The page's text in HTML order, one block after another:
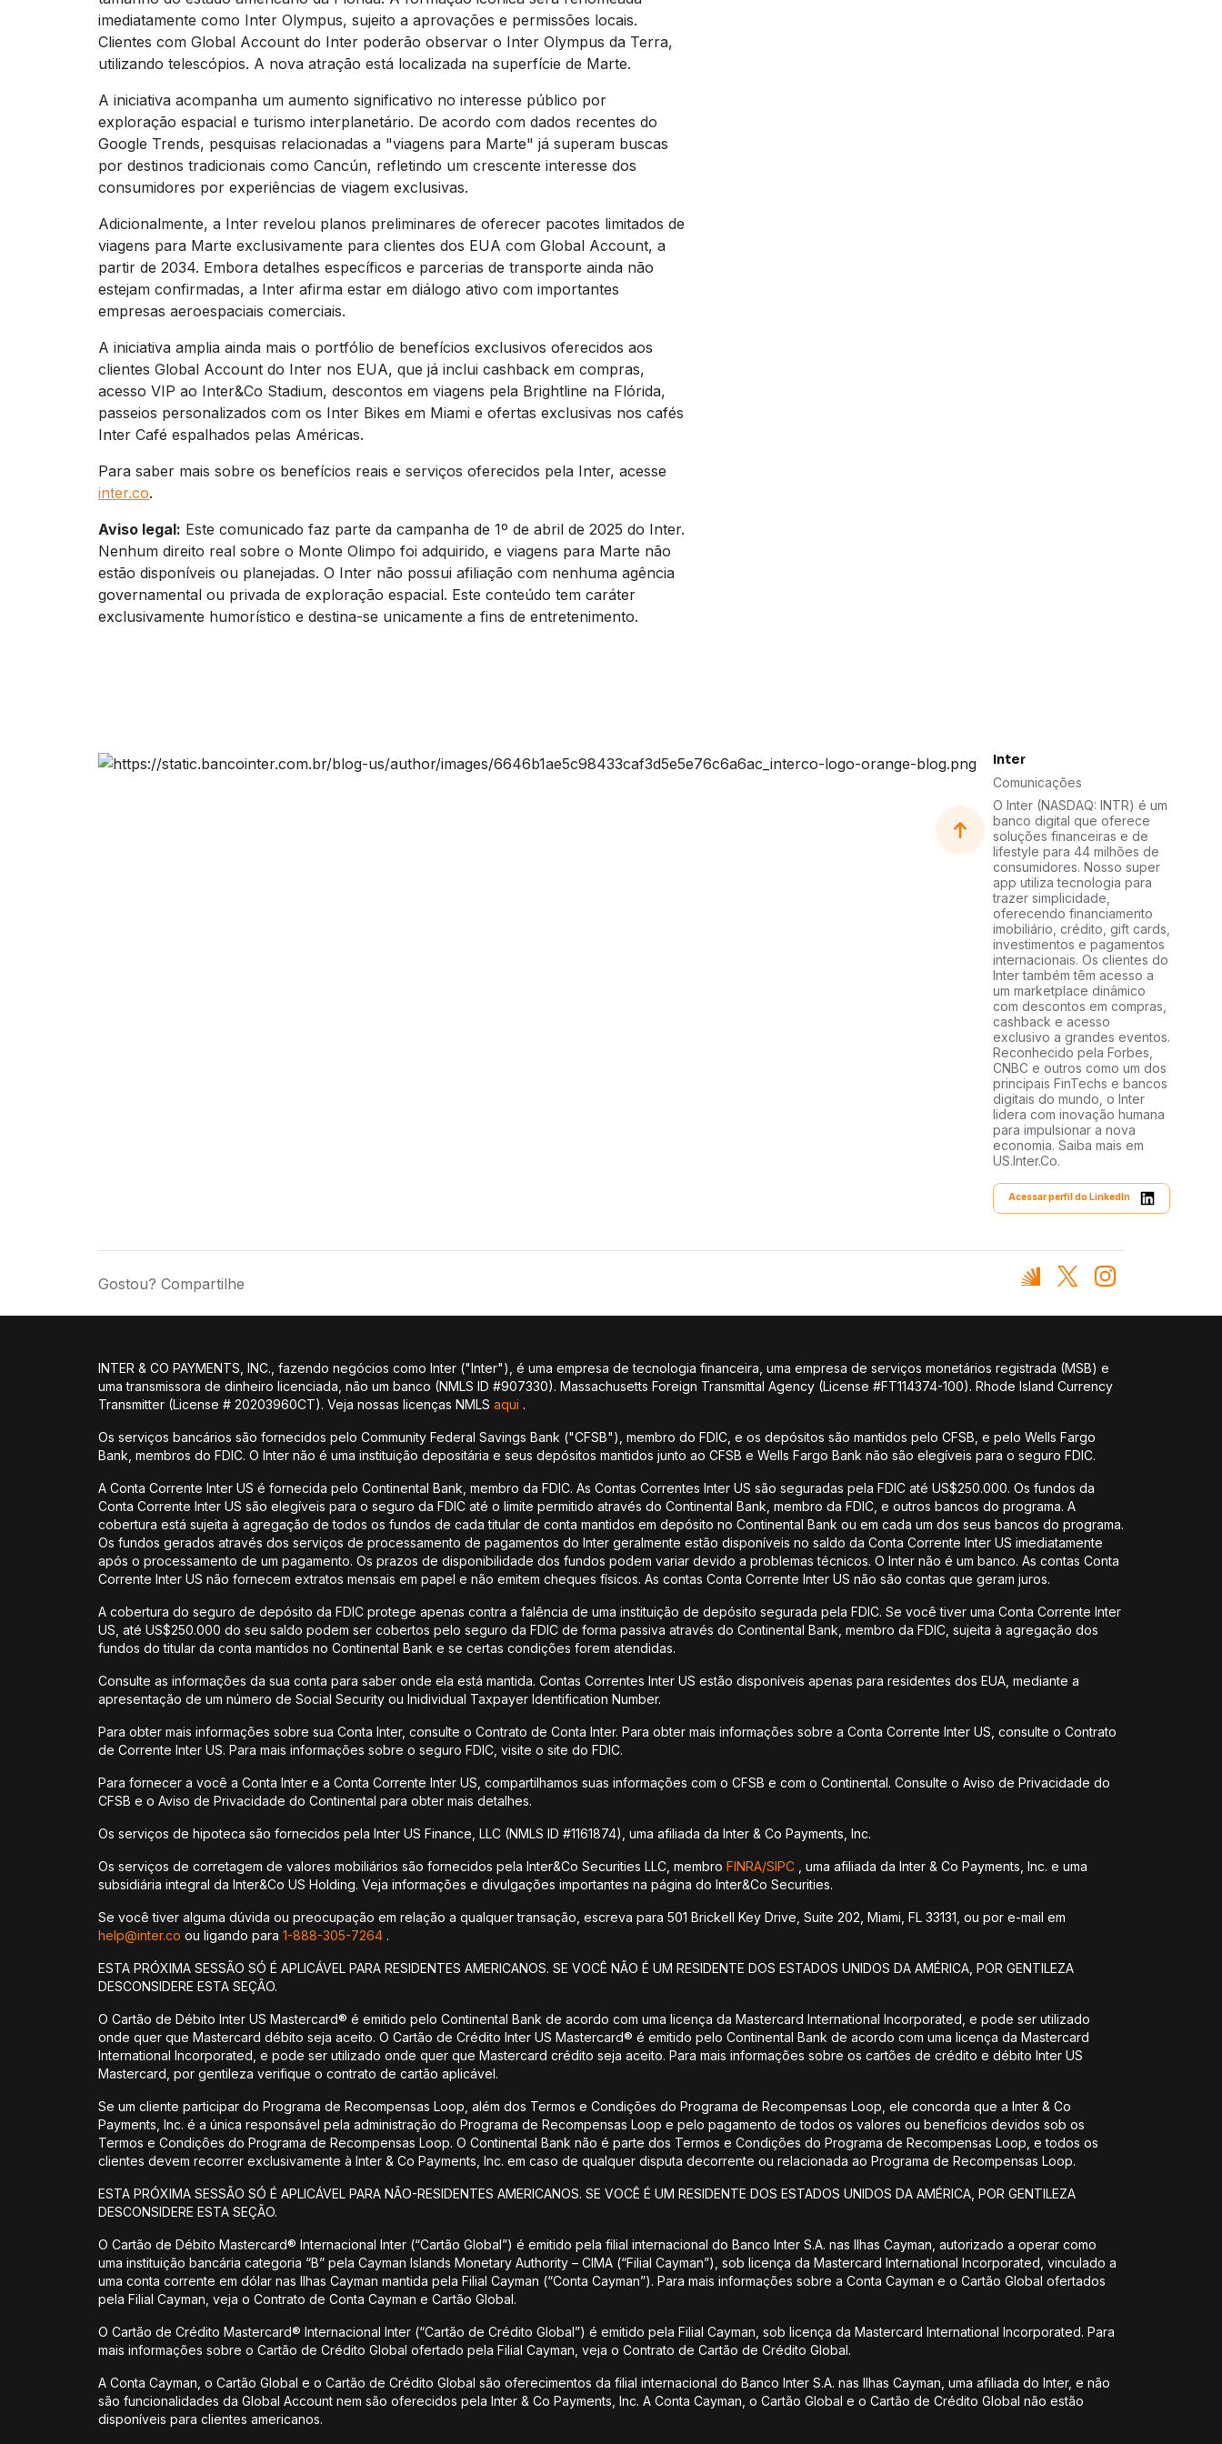
imediatamente como Inter Olympus, sujeito a aprovações e permissões locais.
Clientes com Global Account do Inter poderão observar o Inter Olympus da Terra,
utilizando telescópios. A nova atração está localizada na superfície de Marte.
A iniciativa acompanha um aumento significativo no interesse público por
exploração espacial e turismo interplanetário. De acordo com dados recentes do
Google Trends, pesquisas relacionadas a "viagens para Marte" já superam buscas
por destinos tradicionais como Cancún, refletindo um crescente interesse dos
consumidores por experiências de viagem exclusivas.
Adicionalmente, a Inter revelou planos preliminares de oferecer pacotes limitados de
viagens para Marte exclusivamente para clientes dos EUA com Global Account, a
partir de 2034. Embora detalhes específicos e parcerias de transporte ainda não
estejam confirmadas, a Inter afirma estar em diálogo ativo com importantes
empresas aeroespaciais comerciais.
A iniciativa amplia ainda mais o portfólio de benefícios exclusivos oferecidos aos
clientes Global Account do Inter nos EUA, que já inclui cashback em compras,
acesso VIP ao Inter&Co Stadium, descontos em viagens pela Brightline na Flórida,
passeios personalizados com os Inter Bikes em Miami e ofertas exclusivas nos cafés
Inter Café espalhados pelas Américas.
Para saber mais sobre os benefícios reais e serviços oferecidos pela Inter, acesse
inter.co.
Aviso legal: Este comunicado faz parte da campanha de 1º de abril de 2025 do Inter.
Nenhum direito real sobre o Monte Olimpo foi adquirido, e viagens para Marte não
estão disponíveis ou planejadas. O Inter não possui afiliação com nenhuma agência
governamental ou privada de exploração espacial. Este conteúdo tem caráter
exclusivamente humorístico e destina-se unicamente a fins de entretenimento.
Inter
Comunicações
O Inter (NASDAQ: INTR) é um
banco digital que oferece
soluções financeiras e de
lifestyle para 44 milhões de
consumidores. Nosso super
app utiliza tecnologia para
trazer simplicidade,
oferecendo financiamento
imobiliário, crédito, gift cards,
investimentos e pagamentos
internacionais. Os clientes do
Inter também têm acesso a
um marketplace dinâmico
com descontos em compras,
cashback e acesso
exclusivo a grandes eventos.
Reconhecido pela Forbes,
CNBC e outros como um dos
principais FinTechs e bancos
digitais do mundo, o Inter
lidera com inovação humana
para impulsionar a nova
economia. Saiba mais em
US.Inter.Co.
Acessar perfil do LinkedIn
Gostou? Compartilhe
INTER & CO PAYMENTS, INC., fazendo negócios como Inter ("Inter"), é uma empresa de tecnologia financeira, uma empresa de serviços monetários registrada (MSB) e
uma transmissora de dinheiro licenciada, não um banco (NMLS ID #907330). Massachusetts Foreign Transmittal Agency (License #FT114374-100). Rhode Island Currency
Transmitter (License # 20203960CT). Veja nossas licenças NMLS aqui .
Os serviços bancários são fornecidos pelo Community Federal Savings Bank ("CFSB"), membro do FDIC, e os depósitos são mantidos pelo CFSB, e pelo Wells Fargo
Bank, membros do FDIC. O Inter não é uma instituição depositária e seus depósitos mantidos junto ao CFSB e Wells Fargo Bank não são elegíveis para o seguro FDIC.
A Conta Corrente Inter US é fornecida pelo Continental Bank, membro da FDIC. As Contas Correntes Inter US são seguradas pela FDIC até US$250.000. Os fundos da
Conta Corrente Inter US são elegíveis para o seguro da FDIC até o limite permitido através do Continental Bank, membro da FDIC, e outros bancos do programa. A
cobertura está sujeita à agregação de todos os fundos de cada titular de conta mantidos em depósito no Continental Bank ou em cada um dos seus bancos do programa.
Os fundos gerados através dos serviços de processamento de pagamentos do Inter geralmente estão disponíveis no saldo da Conta Corrente Inter US imediatamente
após o processamento de um pagamento. Os prazos de disponibilidade dos fundos podem variar devido a problemas técnicos. O Inter não é um banco. As contas Conta
Corrente Inter US não fornecem extratos mensais em papel e não emitem cheques físicos. As contas Conta Corrente Inter US não são contas que geram juros.
A cobertura do seguro de depósito da FDIC protege apenas contra a falência de uma instituição de depósito segurada pela FDIC. Se você tiver uma Conta Corrente Inter
US, até US$250.000 do seu saldo podem ser cobertos pelo seguro da FDIC de forma passiva através do Continental Bank, membro da FDIC, sujeita à agregação dos
fundos do titular da conta mantidos no Continental Bank e se certas condições forem atendidas.
Consulte as informações da sua conta para saber onde ela está mantida. Contas Correntes Inter US estão disponíveis apenas para residentes dos EUA, mediante a
apresentação de um número de Social Security ou Inidividual Taxpayer Identification Number.
Para obter mais informações sobre sua Conta Inter, consulte o Contrato de Conta Inter. Para obter mais informações sobre a Conta Corrente Inter US, consulte o Contrato
de Corrente Inter US. Para mais informações sobre o seguro FDIC, visite o site do FDIC.
Para fornecer a você a Conta Inter e a Conta Corrente Inter US, compartilhamos suas informações com o CFSB e com o Continental. Consulte o Aviso de Privacidade do
CFSB e o Aviso de Privacidade do Continental para obter mais detalhes.
Os serviços de hipoteca são fornecidos pela Inter US Finance, LLC (NMLS ID #1161874), uma afiliada da Inter & Co Payments, Inc.
Os serviços de corretagem de valores mobiliários são fornecidos pela Inter&Co Securities LLC, membro FINRA/SIPC , uma afiliada da Inter & Co Payments, Inc. e uma
subsidiária integral da Inter&Co US Holding. Veja informações e divulgações importantes na página do Inter&Co Securities.
Se você tiver alguma dúvida ou preocupação em relação a qualquer transação, escreva para 501 Brickell Key Drive, Suite 202, Miami, FL 33131, ou por e-mail em
help@inter.co ou ligando para 1-888-305-7264 .
ESTA PRÓXIMA SESSÃO SÓ É APLICÁVEL PARA RESIDENTES AMERICANOS. SE VOCÊ NÃO É UM RESIDENTE DOS ESTADOS UNIDOS DA AMÉRICA, POR GENTILEZA
DESCONSIDERE ESTA SEÇÃO.
O Cartão de Débito Inter US Mastercard® é emitido pelo Continental Bank de acordo com uma licença da Mastercard International Incorporated, e pode ser utilizado
onde quer que Mastercard débito seja aceito. O Cartão de Crédito Inter US Mastercard® é emitido pelo Continental Bank de acordo com uma licença da Mastercard
International Incorporated, e pode ser utilizado onde quer que Mastercard crédito seja aceito. Para mais informações sobre os cartões de crédito e débito Inter US
Mastercard, por gentileza verifique o contrato de cartão aplicável.
Se um cliente participar do Programa de Recompensas Loop, além dos Termos e Condições do Programa de Recompensas Loop, ele concorda que a Inter & Co
Payments, Inc. é a única responsável pela administração do Programa de Recompensas Loop e pelo pagamento de todos os valores ou benefícios devidos sob os
Termos e Condições do Programa de Recompensas Loop. O Continental Bank não é parte dos Termos e Condições do Programa de Recompensas Loop, e todos os
clientes devem recorrer exclusivamente à Inter & Co Payments, Inc. em caso de qualquer disputa decorrente ou relacionada ao Programa de Recompensas Loop.
ESTA PRÓXIMA SESSÃO SÓ É APLICÁVEL PARA NÃO-RESIDENTES AMERICANOS. SE VOCÊ É UM RESIDENTE DOS ESTADOS UNIDOS DA AMÉRICA, POR GENTILEZA
DESCONSIDERE ESTA SEÇÃO.
O Cartão de Débito Mastercard® Internacional Inter (“Cartão Global”) é emitido pela filial internacional do Banco Inter S.A. nas Ilhas Cayman, autorizado a operar como
uma instituição bancária categoria “B” pela Cayman Islands Monetary Authority – CIMA (“Filial Cayman”), sob licença da Mastercard International Incorporated, vinculado a
uma conta corrente em dólar nas Ilhas Cayman mantida pela Filial Cayman (“Conta Cayman”). Para mais informações sobre a Conta Cayman e o Cartão Global ofertados
pela Filial Cayman, veja o Contrato de Conta Cayman e Cartão Global.
O Cartão de Crédito Mastercard® Internacional Inter (“Cartão de Crédito Global”) é emitido pela Filial Cayman, sob licença da Mastercard International Incorporated. Para
mais informações sobre o Cartão de Crédito Global ofertado pela Filial Cayman, veja o Contrato de Cartão de Crédito Global.
A Conta Cayman, o Cartão Global e o Cartão de Crédito Global são oferecimentos da filial internacional do Banco Inter S.A. nas Ilhas Cayman, uma afiliada do Inter, e não
são funcionalidades da Global Account nem são oferecidos pela Inter & Co Payments, Inc. A Conta Cayman, o Cartão Global e o Cartão de Crédito Global não estão
disponíveis para clientes americanos.